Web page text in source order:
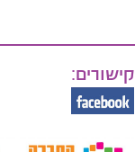
קישורים: